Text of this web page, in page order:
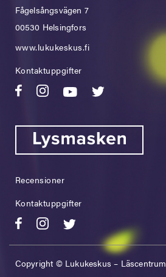
Fågelsångsvägen 7
00530 Helsingfors
www.lukukeskus.fi
Kontaktuppgifter
Recensioner
Kontaktuppgifter
Copyright © Lukukeskus – Läscentrum